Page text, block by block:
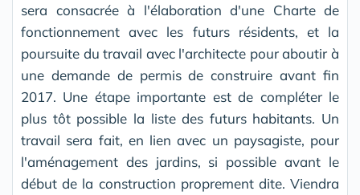
sera consacrée à l'élaboration d'une Charte de
fonctionnement avec les futurs résidents, et la
poursuite du travail avec l'architecte pour aboutir à
une demande de permis de construire avant fin
2017. Une étape importante est de compléter le
plus tôt possible la liste des futurs habitants. Un
travail sera fait, en lien avec un paysagiste, pour
l'aménagement des jardins, si possible avant le
début de la construction proprement dite. Viendra